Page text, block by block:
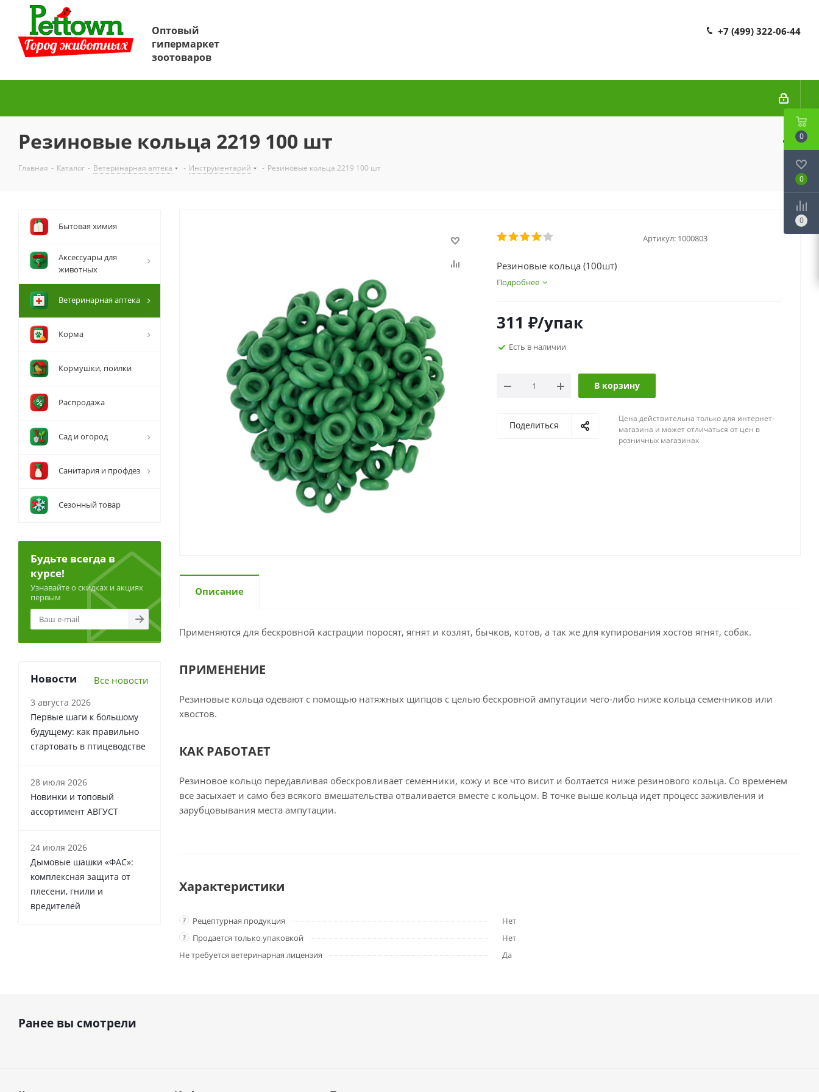
Оптовый
гипермаркет
зоотоваров
+7 (499) 322-06-44
Резиновые кольца 2219 100 шт
Главная - Каталог - Ветеринарная аптека - Инструментарий - Резиновые кольца 2219 100 шт
Артикул: 1000803
Резиновые кольца (100шт)
Подробнее
311 ₽/упак
Есть в наличии
В корзину
Поделиться
Цена действительна только для интернет-
магазина и может отличаться от цен в
розничных магазинах
Описание
Применяются для бескровной кастрации поросят, ягнят и козлят, бычков, котов, а так же для купирования хостов ягнят, собак.
ПРИМЕНЕНИЕ
Резиновые кольца одевают с помощью натяжных щипцов с целью бескровной ампутации чего-либо ниже кольца семенников или
хвостов.
КАК РАБОТАЕТ
Резиновое кольцо передавливая обескровливает семенники, кожу и все что висит и болтается ниже резинового кольца. Со временем
все засыхает и само без всякого вмешательства отваливается вместе с кольцом. В точке выше кольца идет процесс заживления и
зарубцовывания места ампутации.
Характеристики
? Рецептурная продукция Нет
? Продается только упаковкой
Нет
Не требуется ветеринарная лицензия
Да
Бытовая химия
Аксессуары для
животных
Ветеринарная аптека
Корма
Кормушки, поилки
Распродажа
Сад и огород
Санитария и профдез
Сезонный товар
Будьте всегда в
курсе!
Узнавайте о скидках и акциях
первым
Новости Все новости
3 августа 2026
Первые шаги к большому
будущему: как правильно
стартовать в птицеводстве
28 июля 2026
Новинки и топовый
ассортимент АВГУСТ
24 июля 2026
Дымовые шашки «ФАС»:
комплексная защита от
плесени, гнили и
вредителей
Ранее вы смотрели
0
0
0